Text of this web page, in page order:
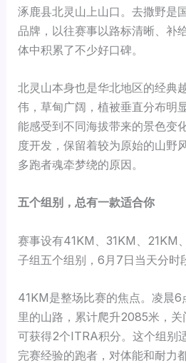
涿鹿县北灵山上山口。去撒野是
品牌，以往赛事以路标清晰、补
体中积累了不少好口碑。
北灵山本身也是华北地区的经典
伟，草甸广阔，植被垂直分布明
能感受到不同海拔带来的景色变
度开发，保留着较为原始的山
多跑者魂牵梦绕的原因。
五个组别，总有一款适合你
赛事设有41KM、31KM、21KM
子组五个组别，6月7日当天分时
41KM是整场比赛的焦点。凌晨
里的山路，累计爬升2085米，关
可获得2个ITRA积分。这个组别
完赛经验的跑者，对体能和耐力